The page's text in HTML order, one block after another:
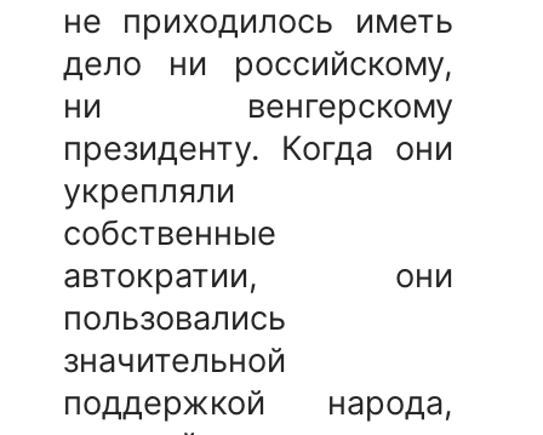
не приходилось иметь
дело ни российскому,
ни венгерскому
президенту. Когда они
укрепляли
собственные
автократии, они
пользовались
значительной
поддержкой народа,